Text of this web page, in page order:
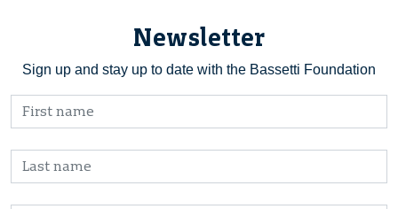
Newsletter
Sign up and stay up to date with the Bassetti Foundation